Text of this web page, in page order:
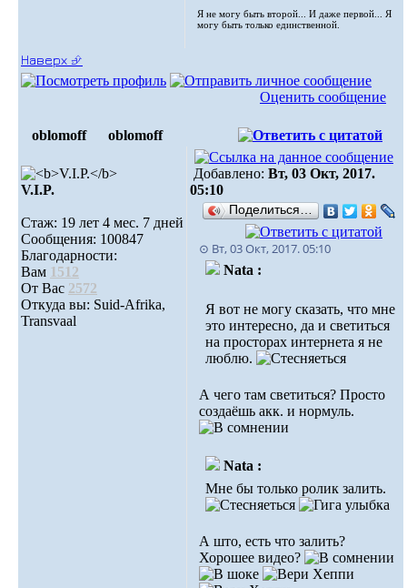
Я не могу быть второй... И даже первой... Я
могу быть только единственной.
Наверх ⮵
Оценить сообщение
oblomoff oblomoff
V.I.P.
Стаж: 19 лет 4 мес. 7 дней
Сообщения: 100847
Благодарности:
Вам 1512
От Вас 2572
Откуда вы: Suid-Afrika,
Transvaal
Добавлено: Вт, 03 Окт, 2017.
05:10
Поделиться…
⊙ Вт, 03 Окт, 2017. 05:10
Nata :
Я вот не могу сказать, что мне
это интересно, да и светиться
на просторах интернета я не
люблю.
А чего там светиться? Просто
создаёшь акк. и нормуль.
Nata :
Мне бы только ролик залить.
А што, есть что залить?
Хорошее видео?